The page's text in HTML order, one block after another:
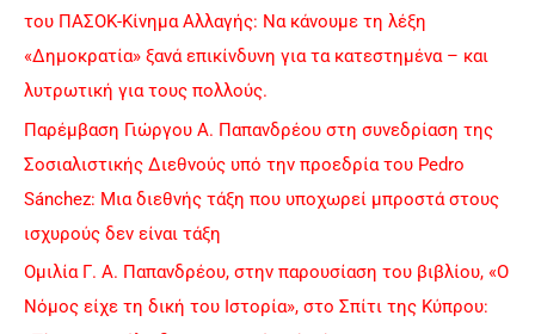
του ΠΑΣΟΚ-Κίνημα Αλλαγής: Να κάνουμε τη λέξη
«Δημοκρατία» ξανά επικίνδυνη για τα κατεστημένα – και
λυτρωτική για τους πολλούς.
Παρέμβαση Γιώργου Α. Παπανδρέου στη συνεδρίαση της
Σοσιαλιστικής Διεθνούς υπό την προεδρία του Pedro
Sánchez: Μια διεθνής τάξη που υποχωρεί μπροστά στους
ισχυρούς δεν είναι τάξη
Ομιλία Γ. Α. Παπανδρέου, στην παρουσίαση του βιβλίου, «Ο
Νόμος είχε τη δική του Ιστορία», στο Σπίτι της Κύπρου: